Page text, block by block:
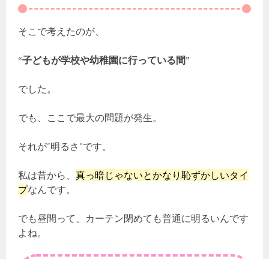
そこで考えたのが、
“子どもが学校や幼稚園に行っている間”
でした。
でも、ここで最大の問題が発生。
それが“明るさ”です。
私は昔から、真っ暗じゃないとかなり恥ずかしいタイ
プなんです。
でも昼間って、カーテン閉めても普通に明るいんです
よね。